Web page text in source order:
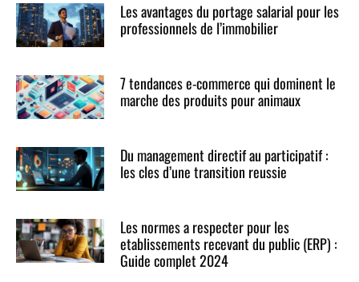
Les avantages du portage salarial pour les
professionnels de l’immobilier
7 tendances e-commerce qui dominent le
marche des produits pour animaux
Du management directif au participatif :
les cles d’une transition reussie
Les normes a respecter pour les
etablissements recevant du public (ERP) :
Guide complet 2024